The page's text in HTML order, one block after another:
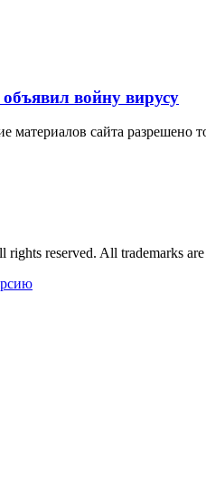
войну вирусу
материалов сайта разрешено
reserved. All trademarks